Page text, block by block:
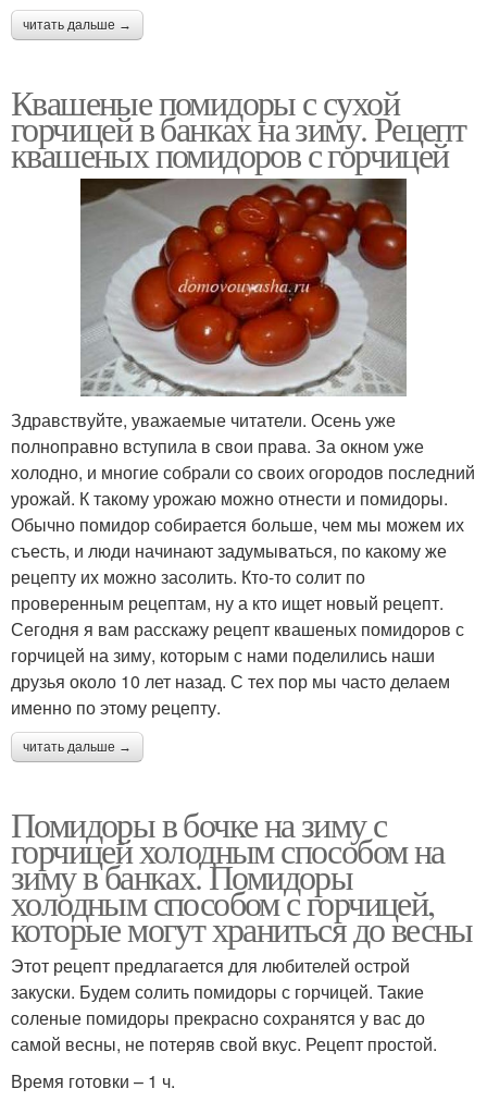
читать дальше →
Квашеные помидоры с сухой
горчицей в банках на зиму. Рецепт
квашеных помидоров с горчицей
Здравствуйте, уважаемые читатели. Осень уже
полноправно вступила в свои права. За окном уже
холодно, и многие собрали со своих огородов последний
урожай. К такому урожаю можно отнести и помидоры.
Обычно помидор собирается больше, чем мы можем их
съесть, и люди начинают задумываться, по какому же
рецепту их можно засолить. Кто-то солит по
проверенным рецептам, ну а кто ищет новый рецепт.
Сегодня я вам расскажу рецепт квашеных помидоров с
горчицей на зиму, которым с нами поделились наши
друзья около 10 лет назад. С тех пор мы часто делаем
именно по этому рецепту.
читать дальше →
Помидоры в бочке на зиму с
горчицей холодным способом на
зиму в банках. Помидоры
холодным способом с горчицей,
которые могут храниться до весны
Этот рецепт предлагается для любителей острой
закуски. Будем солить помидоры с горчицей. Такие
соленые помидоры прекрасно сохранятся у вас до
самой весны, не потеряв свой вкус. Рецепт простой.
Время готовки – 1 ч.